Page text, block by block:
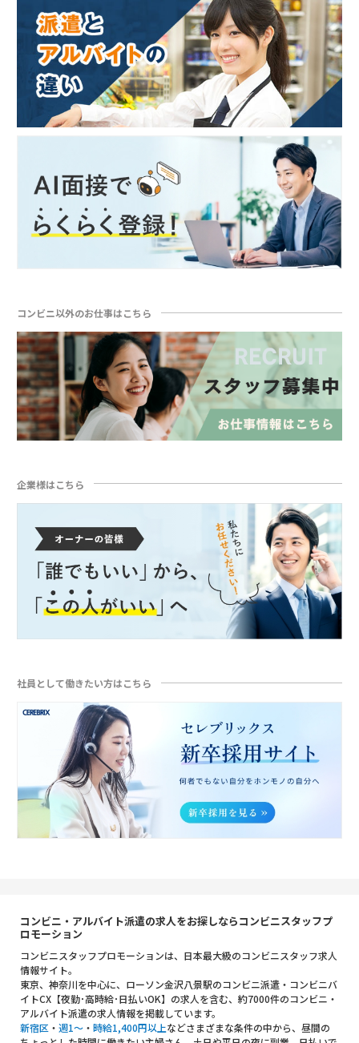
コンビニ以外のお仕事はこちら
企業様はこちら
社員として働きたい方はこちら
コンビニ・アルバイト派遣の求人をお探しならコンビニスタッフプ
ロモーション
コンビニスタッフプロモーションは、日本最大級のコンビニスタッフ求人
情報サイト。
東京、神奈川を中心に、ローソン金沢八景駅のコンビニ派遣・コンビニバ
イトCX【夜勤･高時給･日払いOK】の求人を含む、約7000件のコンビニ・
アルバイト派遣の求人情報を掲載しています。
新宿区 ・ 週1～ ・ 時給1,400円以上などさまざまな条件の中から、昼間の